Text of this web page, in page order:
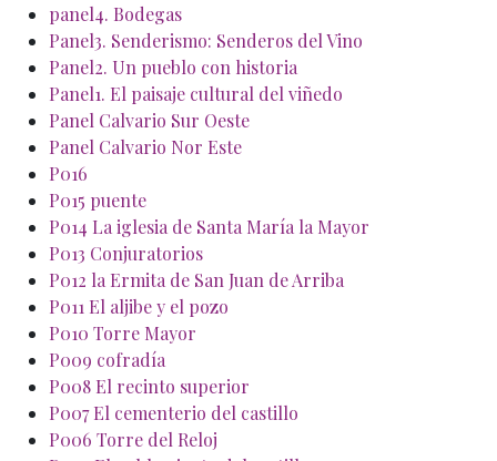
panel4. Bodegas
Panel3. Senderismo: Senderos del Vino
Panel2. Un pueblo con historia
Panel1. El paisaje cultural del viñedo
Panel Calvario Sur Oeste
Panel Calvario Nor Este
P016
P015 puente
P014 La iglesia de Santa María la Mayor
P013 Conjuratorios
P012 la Ermita de San Juan de Arriba
P011 El aljibe y el pozo
P010 Torre Mayor
P009 cofradía
P008 El recinto superior
P007 El cementerio del castillo
P006 Torre del Reloj